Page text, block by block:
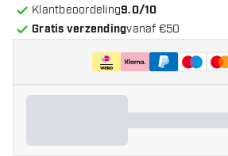
Klantbeoordeling9.0/10
Gratis verzendingvanaf €50